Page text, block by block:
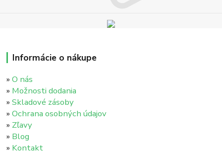
Informácie o nákupe
»O nás
» Možnosti dodania
»Skladové zásoby
»Ochrana osobných údajov
» Zľavy
» Blog
» Kontakt